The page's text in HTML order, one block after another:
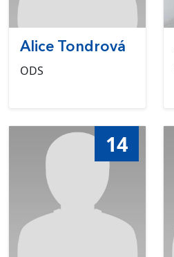
Alice Tondrová
ODS
14